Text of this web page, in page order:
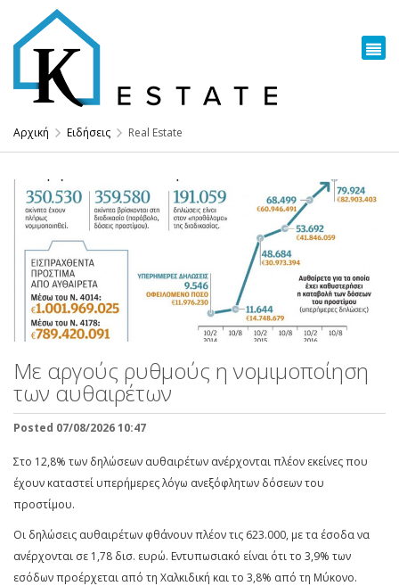
Αρχική Ειδήσεις Real Estate
Με αργούς ρυθμούς η νομιμοποίηση
των αυθαιρέτων
Posted 07/08/2026 10:47
Στο 12,8% των δηλώσεων αυθαιρέτων ανέρχονται πλέον εκείνες που
έχουν καταστεί υπερήμερες λόγω ανεξόφλητων δόσεων του
προστίμου.
Οι δηλώσεις αυθαιρέτων φθάνουν πλέον τις 623.000, με τα έσοδα να
ανέρχονται σε 1,78 δισ. ευρώ. Εντυπωσιακό είναι ότι το 3,9% των
εσόδων προέρχεται από τη Χαλκιδική και το 3,8% από τη Μύκονο.